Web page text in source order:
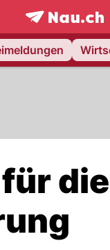
frontpage.